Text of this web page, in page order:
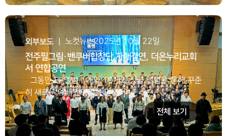
외부보도ㅣ노컷뉴스2025년 10월 22일
전주필그림·밴쿠버합창단 자매결연, 더온누리교회
서 연합공연
그동안 EP앨범 1개와 10개의 싱글 앨범을 통해 꾸준
히 새로운 예배 찬양곡을 만들어…
전체 보기